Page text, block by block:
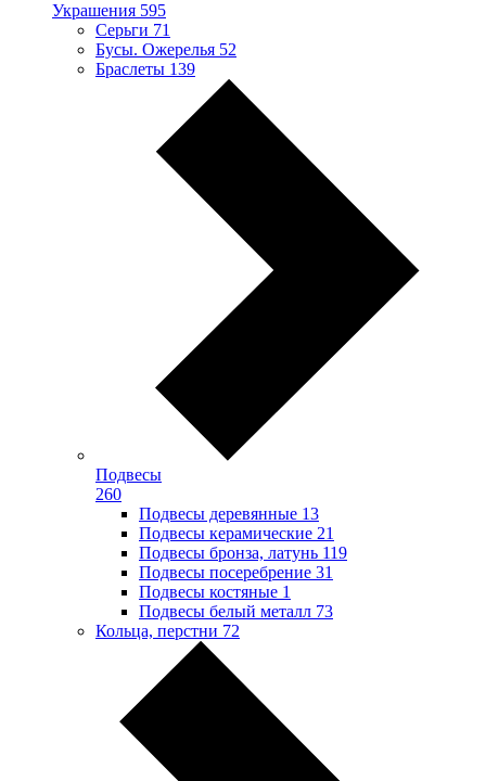
Украшения 595
Серьги 71
Бусы. Ожерелья 52
Браслеты 139
Подвесы
260
Подвесы деревянные 13
Подвесы керамические 21
Подвесы бронза, латунь 119
Подвесы посеребрение 31
Подвесы костяные 1
Подвесы белый металл 73
Кольца, перстни 72